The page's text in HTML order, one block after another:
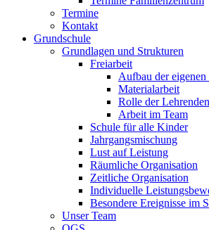
Termine
Kontakt
Grundschule
Grundlagen und Strukturen
Freiarbeit
Aufbau der
Materialarbeit
Rolle der Lehrenden
Arbeit im Team
Schule für alle Kinder
Jahrgangsmischung
Lust auf Leistung
Räumliche Organisation
Zeitliche Organisation
Individuelle
Besondere Ereignisse im
Unser Team